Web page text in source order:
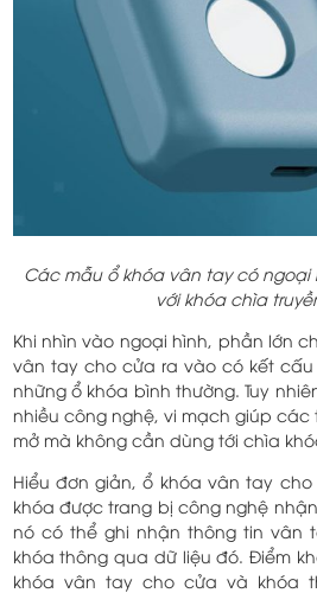
Các mẫu ổ khóa vân tay có ngoại
với khóa chìa
Khi nhìn vào ngoại hình, phần lớn
vân tay cho cửa ra vào có kết cấu
những ổ khóa bình thường. Tuy
nhiều công nghệ, vi mạch giúp
mở mà không cần dùng tới chìa
Hiểu đơn giản, ổ khóa vân tay
khóa được trang bị công nghệ
nó có thể ghi nhận thông tin vân
khóa thông qua dữ liệu đó. Điểm
khóa vân tay cho cửa và khóa